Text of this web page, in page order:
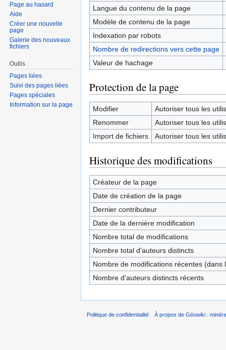
Langue du contenu de la page
Modèle de contenu de la page
Indexation par robots
Nombre de redirections vers cette page
Valeur de hachage
Protection de la page
Modifier
Autoriser tous les
Renommer
Autoriser tous les
Import de fichiers
Autoriser tous les
Historique des modifications
Créateur de la page
Date de création de la page
Dernier contributeur
Date de la dernière modification
Nombre total de modifications
Nombre total d'auteurs distincts
Nombre de modifications récentes (dans
Nombre d'auteurs distincts récents
Page au hasard
Aide
Créer une nouvelle
page
Galerie des nouveaux
fichiers
Outils
Pages liées
Suivi des pages liées
Pages spéciales
Information sur la page
Politique de confidentialité À propos de Géowiki :